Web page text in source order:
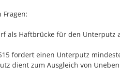
Fragen:
als Haftbrücke für den Unterputz
fordert einen Unterputz
dient zum Ausgleich von